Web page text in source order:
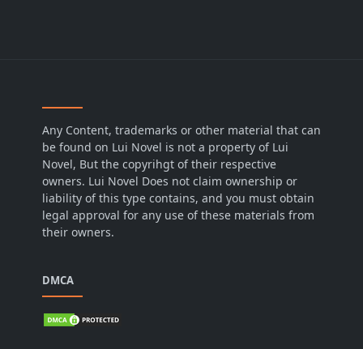
Any Content, trademarks or other material that can
be found on Lui Novel is not a property of Lui
Novel, But the copyrihgt of their respective
owners. Lui Novel Does not claim ownership or
liability of this type contains, and you must obtain
legal approval for any use of these materials from
their owners.
DMCA